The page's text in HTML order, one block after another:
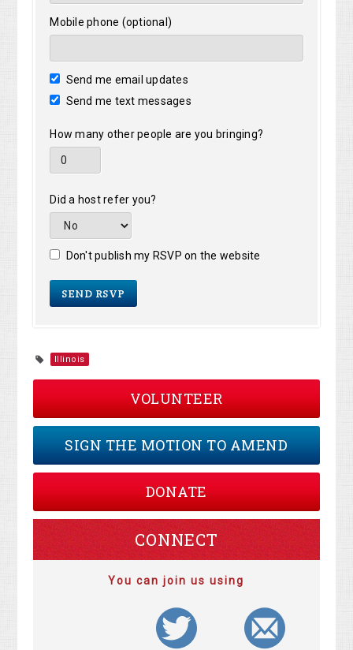
Mobile phone (optional)
Send me email updates
Send me text messages
How many other people are you bringing?
Did a host refer you?
Don't publish my RSVP on the website
Illinois
VOLUNTEER
SIGN THE MOTION TO AMEND
DONATE
CONNECT
You can join us using